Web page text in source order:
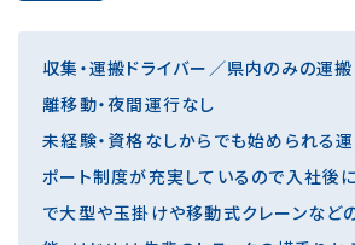
収集・運搬ドライバー／県内のみの運搬
離移動・夜間運行なし
未経験・資格なしからでも始められる運
ポート制度が充実しているので入社後
で大型や玉掛けや移動式クレーンなど